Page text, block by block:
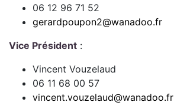
06 12 96 71 52
gerardpoupon2@wanadoo.fr
Vice Président :
Vincent Vouzelaud
06 11 68 00 57
vincent.vouzelaud@wanadoo.fr